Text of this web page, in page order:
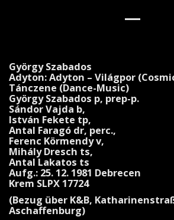
György Szabados
Adyton: Adyton – Világpor
Tánczene (Dance-Music)
György Szabados p, prep-p.
Sándor Vajda b,
István Fekete tp,
Antal Faragó dr, perc.,
Ferenc Körmendy v,
Mihály Dresch ts,
Antal Lakatos ts
Aufg.: 25. 12. 1981 Debrecen
Krem SLPX 17724
(Bezug über K&B,
Aschaffenburg)